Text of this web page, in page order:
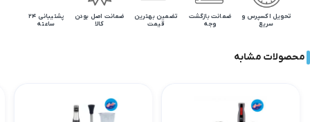
تحویل اکسپرس و
سریع
ضمانت بازگشت
وجه
تضمین بهترین
قیمت
ضمانت اصل بودن
کالا
پشتیبانی 24
ساعته
محصولات مشابه